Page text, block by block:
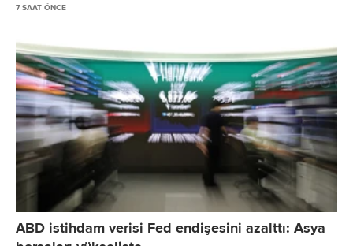
7 SAAT ÖNCE
ABD istihdam verisi Fed endişesini azalttı: Asya